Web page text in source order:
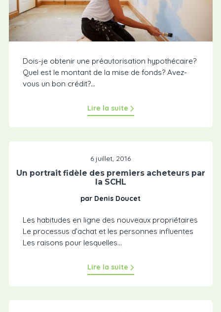
Dois-je obtenir une préautorisation hypothécaire?
Quel est le montant de la mise de fonds? Avez-
vous un bon crédit?...
Lire la suite
6 juillet, 2016
Un portrait fidèle des premiers acheteurs par
la SCHL
par Denis Doucet
Les habitudes en ligne des nouveaux propriétaires
Le processus d’achat et les personnes influentes
Les raisons pour lesquelles...
Lire la suite